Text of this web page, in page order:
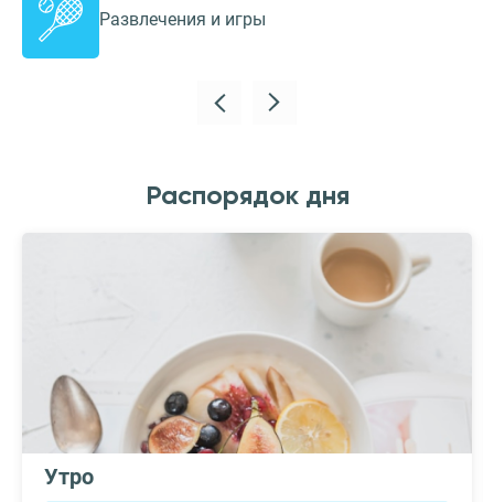
Развлечения и игры
Распорядок дня
Утро